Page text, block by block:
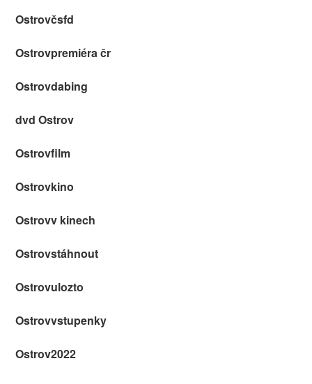
Ostrovčsfd
Ostrovpremiéra čr
Ostrovdabing
dvd Ostrov
Ostrovfilm
Ostrovkino
Ostrovv kinech
Ostrovstáhnout
Ostrovulozto
Ostrovvstupenky
Ostrov2022